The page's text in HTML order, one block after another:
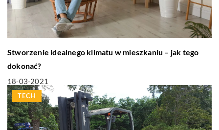
Stworzenie idealnego klimatu w mieszkaniu – jak tego
dokonać?
18-03-2021
TECH